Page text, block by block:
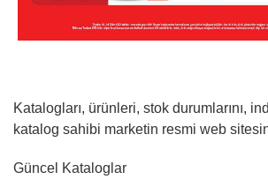
Katalogları, ürünleri, stok durumlarını,
katalog sahibi marketin resmi web
Güncel Kataloglar